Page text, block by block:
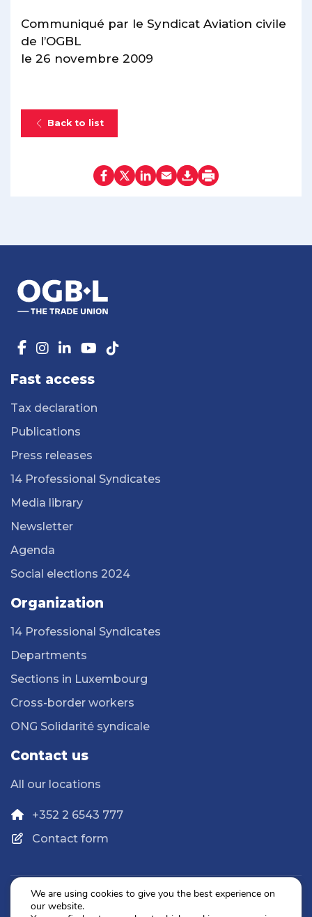
Communiqué par le Syndicat Aviation civile
de l’OGBL
le 26 novembre 2009
Back to list
Fast access
Tax declaration
Publications
Press releases
14 Professional Syndicates
Media library
Newsletter
Agenda
Social elections 2024
Organization
14 Professional Syndicates
Departments
Sections in Luxembourg
Cross-border workers
ONG Solidarité syndicale
Contact us
All our locations
+352 2 6543 777
Contact form
We are using cookies to give you the best experience on
our website.